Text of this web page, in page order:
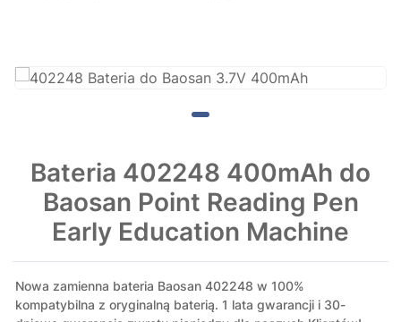
Bateria 402248 400mAh do
Baosan Point Reading Pen
Early Education Machine
Nowa zamienna bateria Baosan 402248 w 100%
kompatybilna z oryginalną baterią. 1 lata gwarancji i 30-